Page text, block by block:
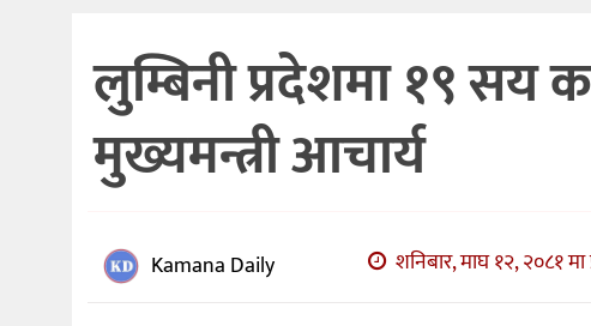
बाणिज्य
सिफारिस
लुम्बिनी प्रदेशमा १९ सय
मुख्यमन्त्री आचार्य
Kamana Daily शनिबार, माघ १२, २०८१ मा